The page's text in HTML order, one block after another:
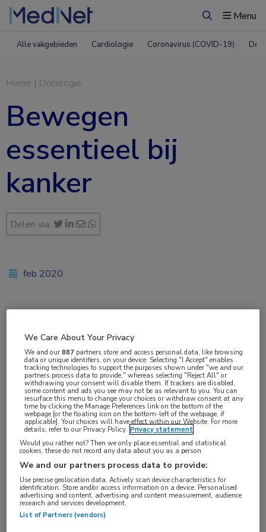
ZoekenMenu
Alle vakgebieden Cardiologie Coronavirus (COVID-19)
Home | Oncologie
Bewegen
essentieel bij
kanker
Delen via:
Beweging is belangrijk voor de preventie,
behandeling, het herstel en de overlevingskans
bij kanker. Daarom zijn er nu duidelijke
aanbevelingenvoor beweging bij
kankerpatiënten.
feb 2020
Oncologie
Tags:
bewegen
We Care About Your Privacy
We and our887 partners store and access personal data, like browsing
data or unique identifiers, on your device. Selecting "I Accept" enables
tracking technologies to support the purposes shown under "we and our
partners process data to provide," whereas selecting "Reject All" or
withdrawing your consent will disable them. If trackers are disabled,
some content and ads you see may not be as relevant to you. You can
resurface this menu to change your choices or withdraw consent at any
time by clicking the Manage Preferences link on the bottom of the
webpage [or the floating icon on the bottom-left of the webpage, if
applicable]. Your choices will have effect within our Website. For more
details, refer to our Privacy Policy. Privacy statement
Would you rather not? Then we only place essential and statistical
cookies, these do not record any data about you as a person
We and our partners process data to provide:
Use precise geolocation data. Actively scan device characteristics for
identification. Store and/or access information on a device. Personalised
advertising and content, advertising and content measurement, audience
research and services development.
List of Partners (vendors)